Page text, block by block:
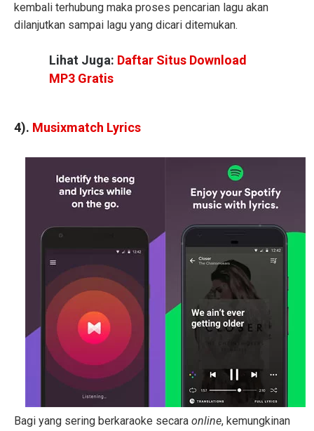
kembali terhubung maka proses pencarian lagu akan
dilanjutkan sampai lagu yang dicari ditemukan.
Lihat Juga: Daftar Situs Download
MP3 Gratis
4). Musixmatch Lyrics
Bagi yang sering berkaraoke secara online, kemungkinan